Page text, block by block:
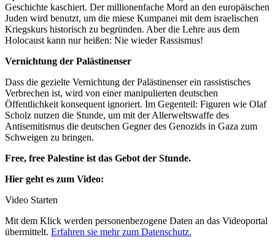
Geschichte kaschiert. Der millionenfache Mord an den europäischen
Juden wird benutzt, um die miese Kumpanei mit dem israelischen
Kriegskurs historisch zu begründen. Aber die Lehre aus dem
Holocaust kann nur heißen: Nie wieder Rassismus!
Vernichtung der Palästinenser
Dass die gezielte Vernichtung der Palästinenser ein rassistisches
Verbrechen ist, wird von einer manipulierten deutschen
Öffentlichkeit konsequent ignoriert. Im Gegenteil: Figuren wie Olaf
Scholz nutzen die Stunde, um mit der Allerweltswaffe des
Antisemitismus die deutschen Gegner des Genozids in Gaza zum
Schweigen zu bringen.
Free, free Palestine ist das Gebot der Stunde.
Hier geht es zum Video:
Video Starten
Mit dem Klick werden personenbezogene Daten an das Videoportal
übermittelt. Erfahren sie mehr zum Datenschutz.